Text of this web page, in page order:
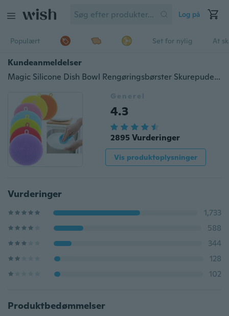
Log på
Populært Set for nylig At
Kundeanmeldelser
Magic Silicone Dish Bowl Rengøringsbørster Skurepude Pot Pan Pan Wash Børster Cleaner
Generel
4.3
2895 Vurderinger
Vis produktoplysninger
Vurderinger
1,733
588
344
128
102
Produktbedømmelser